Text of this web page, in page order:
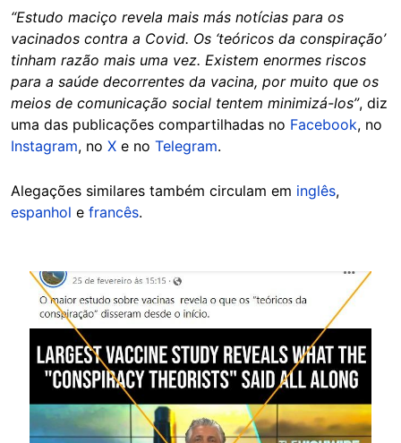
“Estudo maciço revela mais más notícias para os
vacinados contra a Covid. Os ‘teóricos da conspiração’
tinham razão mais uma vez. Existem enormes riscos
para a saúde decorrentes da vacina, por muito que os
meios de comunicação social tentem minimizá-los”, diz
uma das publicações compartilhadas no Facebook, no
Instagram, no X e no Telegram.
Alegações similares também circulam em inglês,
espanhol e francês.
Image